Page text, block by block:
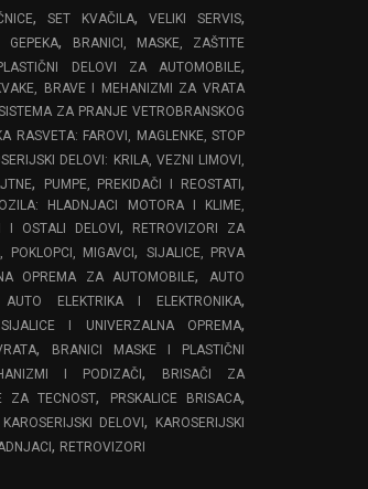
,SET KVAČILA,VELIKI SERVIS,
,
BRANICI, MASKE, ZAŠTITE
DELOVI ZA AUTOMOBILE,
BRAVE I MEHANIZMI ZA VRATA
ZA PRANJE VETROBRANSKOG
RASVETA: FAROVI, MAGLENKE, STOP
DELOVI: KRILA, VEZNI LIMOVI,
, PUMPE, PREKIDAČI I REOSTATI,
HLADNJACI MOTORA I KLIME,
I OSTALI DELOVI ,
RETROVIZORI ZA
MIGAVCI,
SIJALICE, PRVA
OPREMA ZA AUTOMOBILE,
AUTO
AUTO ELEKTRIKA I ELEKTRONIKA,
SIJALICE I UNIVERZALNA OPREMA,
,
BRANICI MASKE I PLASTIČNI
I PODIZAČI,
BRISAČI ZA
ZA TECNOST, PRSKALICE BRISACA,
KAROSERIJSKI DELOVI,
KAROSERIJSKI
, RETROVIZORI